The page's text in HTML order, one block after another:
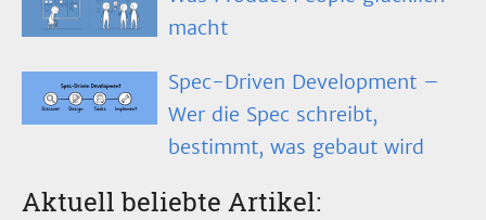
macht
Spec-Driven Development –
Wer die Spec schreibt,
bestimmt, was gebaut wird
Aktuell beliebte Artikel: